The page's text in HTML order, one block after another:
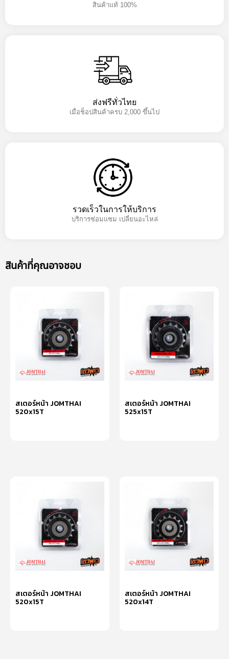
สินค้าแท้ 100%
ส่งฟรีทั่วไทย
เมื่อช็อปสินค้าครบ 2,000 ขึ้นไป
รวดเร็วในการให้บริการ
บริการซ่อมแซม เปลี่ยนอะไหล่
สินค้าที่คุณอาจชอบ
สเตอร์หน้า JOMTHAI
520x15T
สเตอร์หน้า JOMTHAI
525x15T
สเตอร์หน้า JOMTHAI
520x15T
สเตอร์หน้า JOMTHAI
520x14T